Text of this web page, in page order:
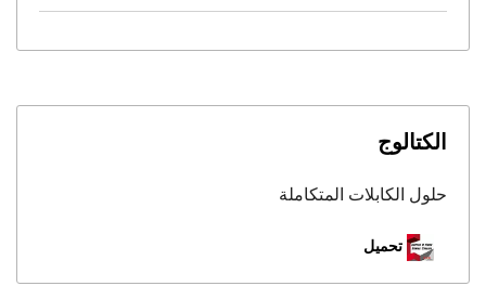
الكتالوج
حلول الكابلات المتكاملة
تحميل